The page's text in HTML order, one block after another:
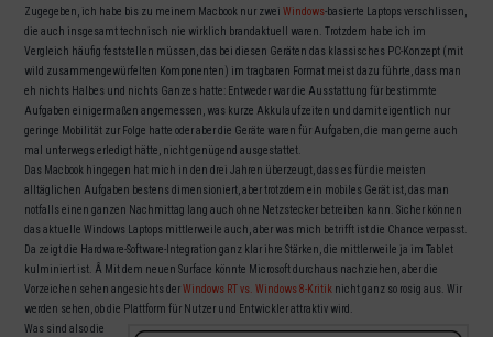
Zugegeben, ich habe bis zu meinem Macbook nur zweiWindows-basierte Laptops verschlissen,
die auch insgesamt technisch nie wirklich brandaktuell waren. Trotzdem habe ich im
Vergleich häufig feststellen müssen, das bei diesen Geräten das klassisches PC-Konzept (mit
wild zusammengewürfelten Komponenten) im tragbaren Format meist dazu führte, dass man
eh nichts Halbes und nichts Ganzes hatte: Entweder war die Ausstattung für bestimmte
Aufgaben einigermaßen angemessen, was kurze Akkulaufzeiten und damit eigentlich nur
geringe Mobilität zur Folge hatte oder aber die Geräte waren für Aufgaben, die man gerne auch
mal unterwegs erledigt hätte, nicht genügend ausgestattet.
Das Macbook hingegen hat mich in den drei Jahren überzeugt, dass es für die meisten
alltäglichen Aufgaben bestens dimensioniert, aber trotzdem ein mobiles Gerät ist, das man
notfalls einen ganzen Nachmittag lang auch ohne Netzstecker betreiben kann. Sicher können
das aktuelle Windows Laptops mittlerweile auch, aber was mich betrifft ist die Chance verpasst.
Da zeigt die Hardware-Software-Integration ganz klar ihre Stärken, die mittlerweile ja im Tablet
kulminiert ist. Â Mit dem neuen Surface könnte Microsoft durchaus nachziehen, aber die
Vorzeichen sehen angesichts derWindows RT vs. Windows 8-Kritik nicht ganz so rosig aus. Wir
werden sehen, ob die Plattform für Nutzer und Entwickler attraktiv wird.
Was sind also die